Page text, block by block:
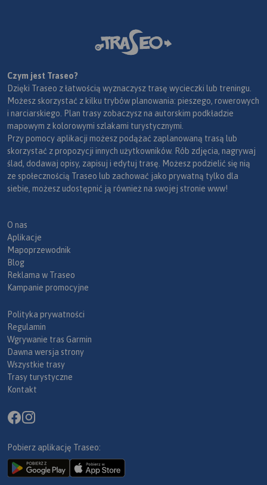
Czym jest Traseo?
Dzięki Traseo z łatwością wyznaczysz trasę wycieczki lub treningu.
Możesz skorzystać z kilku trybów planowania: pieszego, rowerowych
i narciarskiego. Plan trasy zobaczysz na autorskim podkładzie
mapowym z kolorowymi szlakami turystycznymi.
Przy pomocy aplikacji możesz podążać zaplanowaną trasą lub
skorzystać z propozycji innych użytkowników. Rób zdjęcia, nagrywaj
ślad, dodawaj opisy, zapisuj i edytuj trasę. Możesz podzielić się nią
ze społecznością Traseo lub zachować jako prywatną tylko dla
siebie, możesz udostępnić ją również na swojej stronie www!
O nas
Aplikacje
Mapoprzewodnik
Blog
Reklama w Traseo
Kampanie promocyjne
Polityka prywatności
Regulamin
Wgrywanie tras Garmin
Dawna wersja strony
Wszystkie trasy
Trasy turystyczne
Kontakt
Pobierz aplikację Traseo: